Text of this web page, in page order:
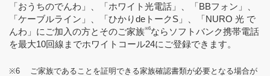
「おうちのでんわ」、「ホワイト光電話」、「BBフォン」、
「ケーブルライン」、「ひかりdeトークS」、「NURO 光 で
んわ」にご加入の方とそのご家族※6ならソフトバンク携帯電話
を最大10回線までホワイトコール24にご登録できます。
※6
ご家族であることを証明できる家族確認書類が必要となる場合が